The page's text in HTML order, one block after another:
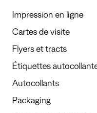
Impression en ligne
Cartes de visite
Flyers et tracts
Étiquettes
Autocollants
Packaging